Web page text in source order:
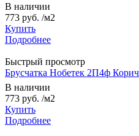
В наличии
773 руб. /м2
Купить
Подробнее
Быстрый просмотр
Брусчатка Нобетек 2П4ф
В наличии
773 руб. /м2
Купить
Подробнее